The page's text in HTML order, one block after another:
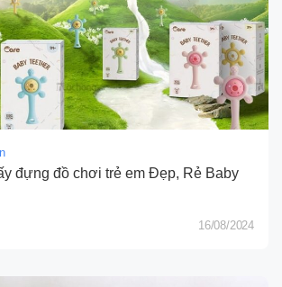
đựng đồ chơi trẻ em Đẹp, Rẻ Baby
16/08/2024